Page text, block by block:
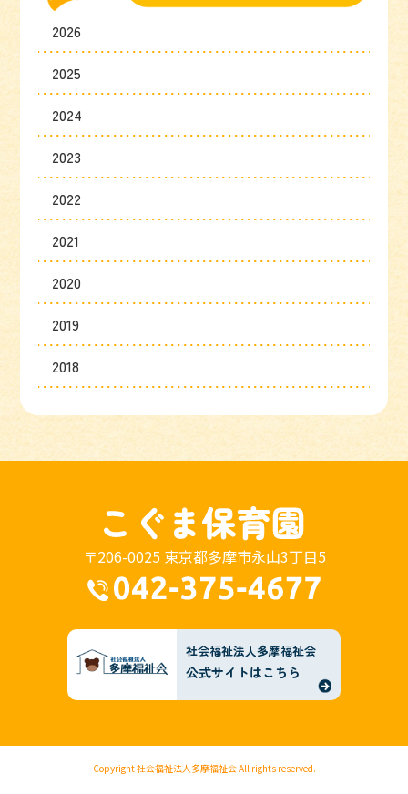
2026
2025
2024
2023
2022
2021
2020
2019
2018
〒206-0025 東京都多摩市永山3丁目5
社会福祉法人多摩福祉会
公式サイトはこちら
Copyright社会福祉法人多摩福祉会All rights reserved.